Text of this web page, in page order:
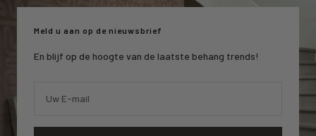
1
2 3
Meld u aan op de nieuwsbrief
En blijf op de hoogte van de laatste behang trends!
Uw E-mail